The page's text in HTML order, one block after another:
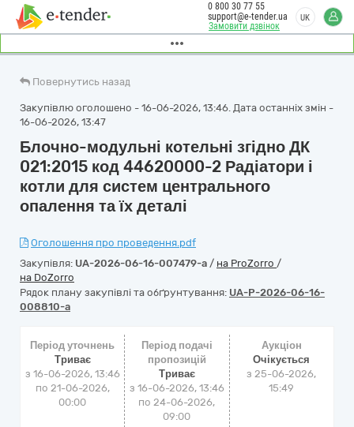
Замовити дзвінок
0 800 30 77 55
support@e-tender.ua
UK
Повернутись назад
Закупівлю оголошено - 16-06-2026, 13:46. Дата останніх змін -
16-06-2026, 13:47
Блочно-модульні котельні згідно ДК
021:2015 код 44620000-2 Радіатори і
котли для систем центрального
опалення та їх деталі
Оголошення про проведення.pdf
Закупівля: UA-2026-06-16-007479-a / на ProZorro /
на DoZorro
Рядок плану закупівлі та обґрунтування: UA-P-2026-06-16-
008810-a
Період уточнень
Триває
з 16-06-2026, 13:46
по 21-06-2026,
00:00
Період подачі
пропозицій
Триває
з 16-06-2026, 13:46
по 24-06-2026,
09:00
Аукціон
Очікується
з25-06-2026,
15:49